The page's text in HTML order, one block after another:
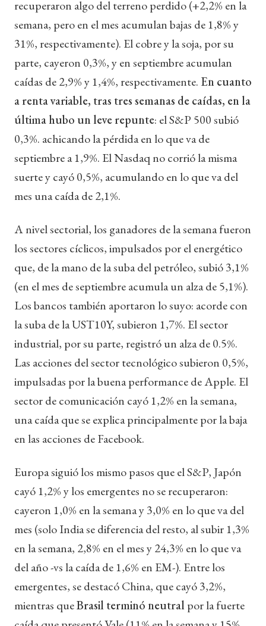
recuperaron algo del terreno perdido (+2,2% en la
semana, pero en el mes acumulan bajas de 1,8% y
31%, respectivamente). El cobre y la soja, por su
parte, cayeron 0,3%, y en septiembre acumulan
caídas de 2,9% y 1,4%, respectivamente. En cuanto
a renta variable, tras tres semanas de caídas, en la
última hubo un leve repunte: el S&P 500 subió
0,3%. achicando la pérdida en lo que va de
septiembre a 1,9%. El Nasdaq no corrió la misma
suerte y cayó 0,5%, acumulando en lo que va del
mes una caída de 2,1%.
A nivel sectorial, los ganadores de la semana fueron
los sectores cíclicos, impulsados por el energético
que, de la mano de la suba del petróleo, subió 3,1%
(en el mes de septiembre acumula un alza de 5,1%).
Los bancos también aportaron lo suyo: acorde con
la suba de la UST10Y, subieron 1,7%. El sector
industrial, por su parte, registró un alza de 0.5%.
Las acciones del sector tecnológico subieron 0,5%,
impulsadas por la buena performance de Apple. El
sector de comunicación cayó 1,2% en la semana,
una caída que se explica principalmente por la baja
en las acciones de Facebook.
Europa siguió los mismo pasos que el S&P, Japón
cayó 1,2% y los emergentes no se recuperaron:
cayeron 1,0% en la semana y 3,0% en lo que va del
mes (solo India se diferencia del resto, al subir 1,3%
en la semana, 2,8% en el mes y 24,3% en lo que va
del año -vs la caída de 1,6% en EM-). Entre los
emergentes, se destacó China, que cayó 3,2%,
mientras queBrasil terminó neutralpor la fuerte